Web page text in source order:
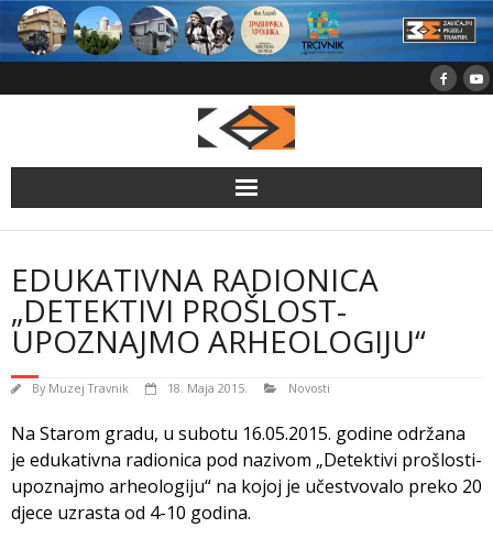
Skip
content
EDUKATIVNA RADIONICA
„DETEKTIVI PROŠLOST-
UPOZNAJMO ARHEOLOGIJU“
By Muzej Travnik 18. Maja 2015. Novosti
Na Starom gradu, u subotu 16.05.2015. godine održana
je edukativna radionica pod nazivom „Detektivi prošlosti-
upoznajmo arheologiju“ na kojoj je učestvovalo preko 20
djece uzrasta od 4-10 godina.